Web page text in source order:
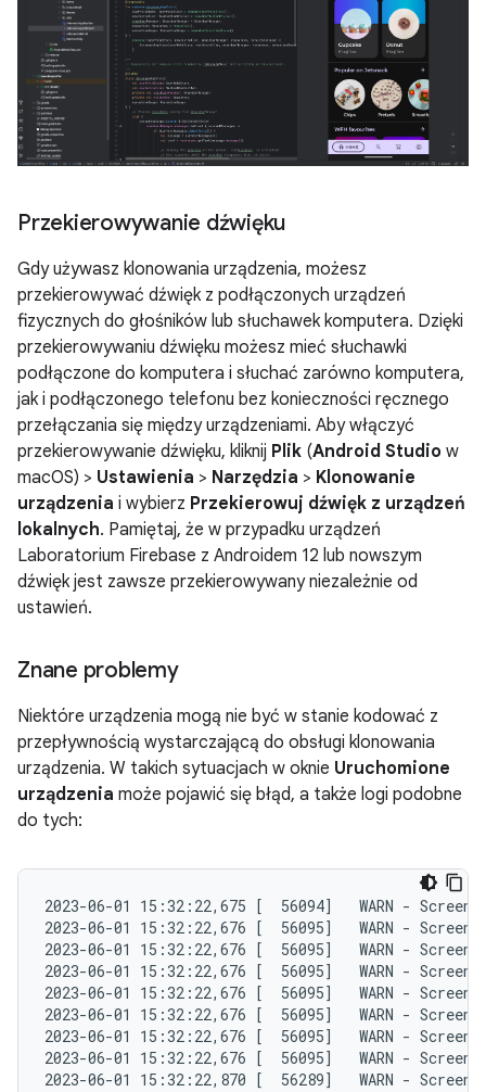
Przekierowywanie dźwięku
Gdy używasz klonowania urządzenia, możesz
przekierowywać dźwięk z podłączonych urządzeń
fizycznych do głośników lub słuchawek komputera. Dzięki
przekierowywaniu dźwięku możesz mieć słuchawki
podłączone do komputera i słuchać zarówno komputera,
jak i podłączonego telefonu bez konieczności ręcznego
przełączania się między urządzeniami. Aby włączyć
przekierowywanie dźwięku, kliknij Plik (Android Studio w
macOS) > Ustawienia > Narzędzia > Klonowanie
urządzenia i wybierz Przekierowuj dźwięk z urządzeń
lokalnych. Pamiętaj, że w przypadku urządzeń
Laboratorium Firebase z Androidem 12 lub nowszym
dźwięk jest zawsze przekierowywany niezależnie od
ustawień.
Znane problemy
Niektóre urządzenia mogą nie być w stanie kodować z
przepływnością wystarczającą do obsługi klonowania
urządzenia. W takich sytuacjach w oknie Uruchomione
urządzenia może pojawić się błąd, a także logi podobne
do tych:
2023-06-01 15:32:22,675 [  56094]   WARN -
2023-06-01 15:32:22,676 [  56095]   WARN -
2023-06-01 15:32:22,676 [  56095]   WARN -
2023-06-01 15:32:22,676 [  56095]   WARN -
2023-06-01 15:32:22,676 [  56095]   WARN -
2023-06-01 15:32:22,676 [  56095]   WARN -
2023-06-01 15:32:22,676 [  56095]   WARN -
2023-06-01 15:32:22,676 [  56095]   WARN -
2023-06-01 15:32:22,870 [  56289]   WARN -